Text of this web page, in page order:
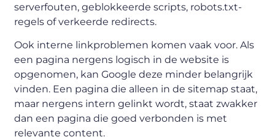
serverfouten, geblokkeerde scripts, robots.txt-
regels of verkeerde redirects.
Ook interne linkproblemen komen vaak voor. Als
een pagina nergens logisch in de website is
opgenomen, kan Google deze minder belangrijk
vinden. Een pagina die alleen in de sitemap staat,
maar nergens intern gelinkt wordt, staat zwakker
dan een pagina die goed verbonden is met
relevante content.